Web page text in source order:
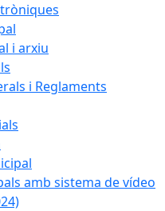
i arxiu
i Reglaments
amb sistema de vídeo